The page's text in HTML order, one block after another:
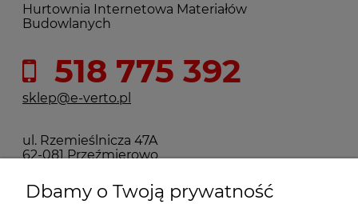
Hurtownia Internetowa Materiałów
Budowlanych
518 775 392
sklep@e-verto.pl
ul. Rzemieślnicza 47A
62-081 Przeźmierowo
Dbamy o Twoją prywatność